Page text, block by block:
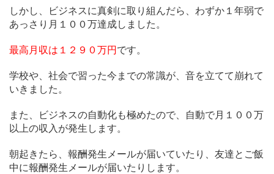
しかし、ビジネスに真剣に取り組んだら、わずか１年弱で
あっさり月１００万達成しました。
最高月収は１２９０万円です。
学校や、社会で習った今までの常識が、音を立てて崩れて
いきました。
また、ビジネスの自動化も極めたので、自動で月１００万
以上の収入が発生します。
朝起きたら、報酬発生メールが届いていたり、友達とご飯
中に報酬発生メールが届いたりします。